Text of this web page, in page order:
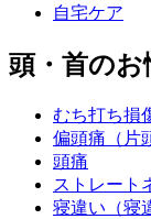
自宅ケア
頭・首のお
むち打ち損
偏頭痛（片
頭痛
ストレート
寝違い（寝